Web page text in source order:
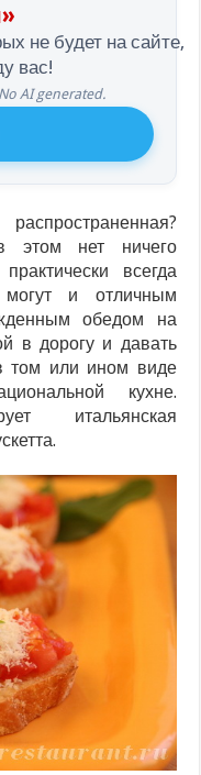
не будет на сайте,
вас!
AI generated.
этом нет ничего
всегда
и отличным
обедом на
в дорогу и давать
том или ином виде
кухне.
итальянская